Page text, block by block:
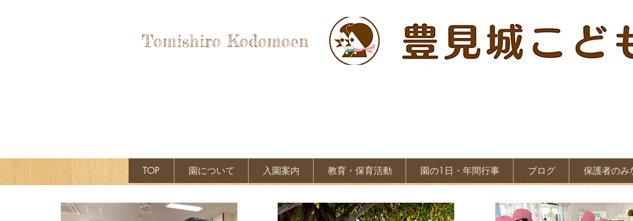
Tomishiro Kodomoen
TOP 園について 入園案内 教育・保育活動 園の1日・年間行事 ブログ 保護者のみ